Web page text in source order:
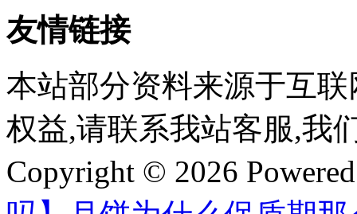
友情链接
本站部分资料来源于互
权益,请联系我站客服,我
Copyright © 2026